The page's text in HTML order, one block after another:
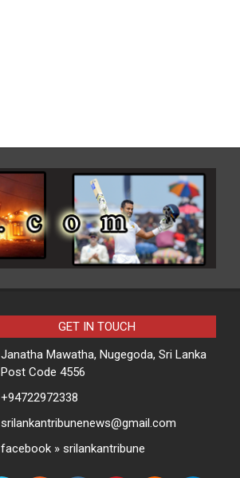
GET IN TOUCH
Janatha Mawatha, Nugegoda, Sri Lanka
Post Code 4556
+94722972338
srilankantribunenews@gmail.com
facebook » srilankantribune